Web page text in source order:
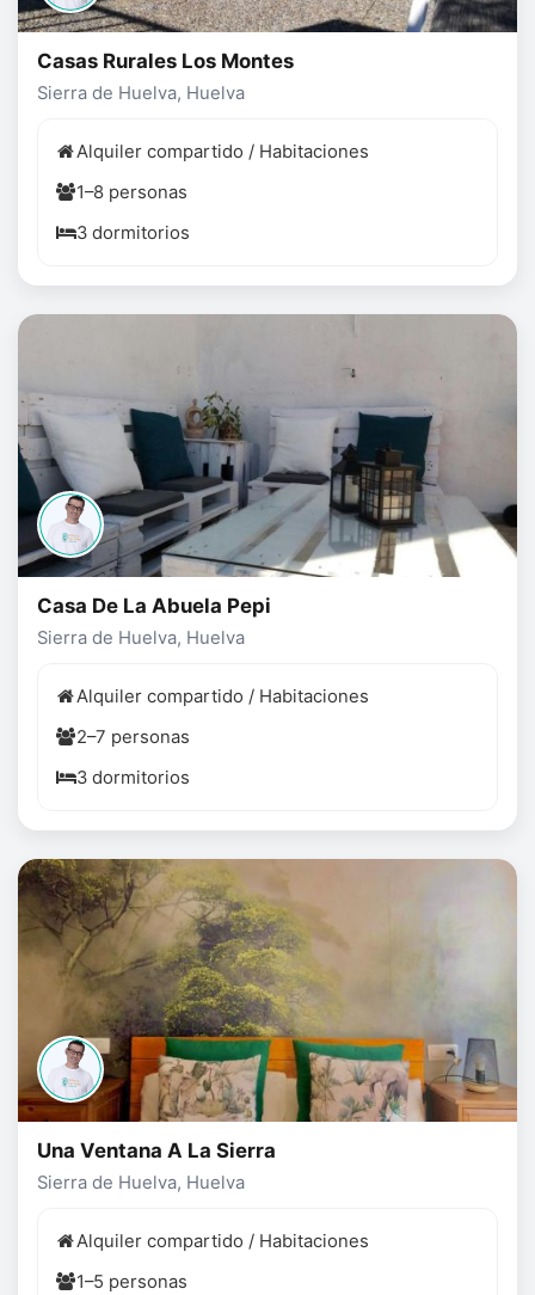
Casas Rurales Los Montes
Sierra de Huelva, Huelva
Alquiler compartido / Habitaciones
1–8 personas
3 dormitorios
Casa De La Abuela Pepi
Sierra de Huelva, Huelva
Alquiler compartido / Habitaciones
2–7 personas
3 dormitorios
Una Ventana A La Sierra
Sierra de Huelva, Huelva
Alquiler compartido / Habitaciones
1–5 personas